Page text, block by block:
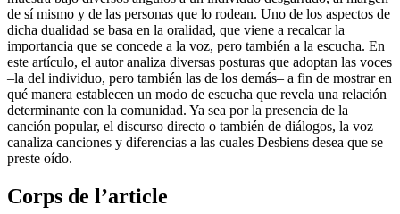
de sí mismo y de las personas que lo rodean. Uno de los aspectos de
dicha dualidad se basa en la oralidad, que viene a recalcar la
importancia que se concede a la voz, pero también a la escucha. En
este artículo, el autor analiza diversas posturas que adoptan las voces
–la del individuo, pero también las de los demás– a fin de mostrar en
qué manera establecen un modo de escucha que revela una relación
determinante con la comunidad. Ya sea por la presencia de la
canción popular, el discurso directo o también de diálogos, la voz
canaliza canciones y diferencias a las cuales Desbiens desea que se
preste oído.
Corps de l’article